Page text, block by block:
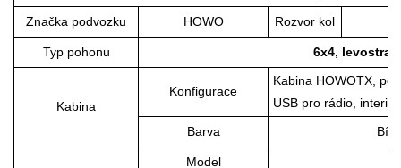
Značka podvozku HOWO Rozvor kol
Typ pohonu 6x4,
Kabina
Konfigurace
Kabina HOWOTX,
USB pro rádio,
Barva
Model